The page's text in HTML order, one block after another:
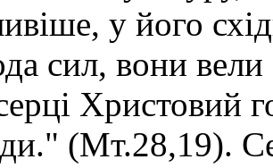
у його
сил, вони
Христовий
(Мт.28,19).